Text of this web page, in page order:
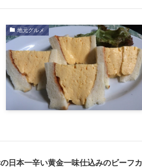
地元グルメ
日本一辛い黄金一味仕込みのビーフカ